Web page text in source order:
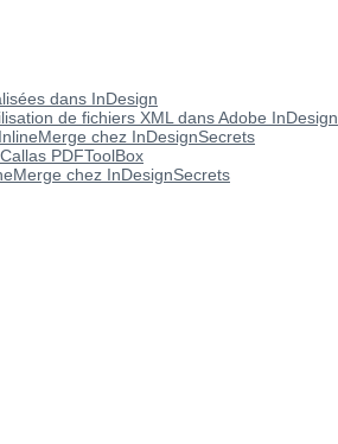
dans InDesign
de fichiers XML dans Adobe InDesign
chez InDesignSecrets
PDFToolBox
chez InDesignSecrets